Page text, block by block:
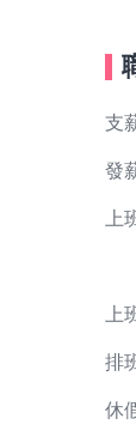
支
發
上
上
排
休